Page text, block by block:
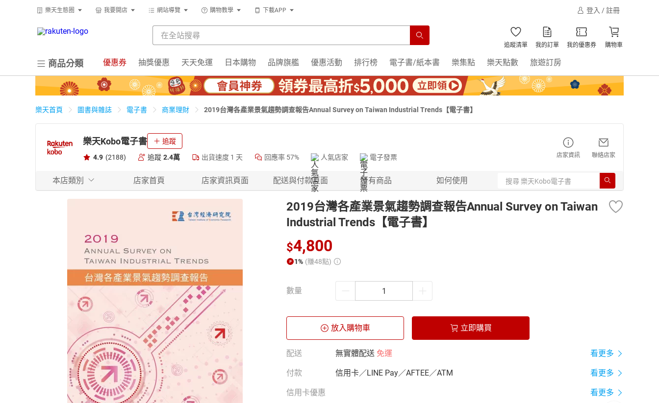
樂天生態圈 我要開店 網站導覽 購物教學 下載APP 登入 / 註冊
追蹤清單 我的訂單 我的優惠券 購物車
商品分類 優惠券 抽獎優惠 天天免運 日本購物 品牌旗艦 優惠活動 排行榜 電子書/紙本書 樂集點 樂天點數 旅遊訂房
樂天首頁 圖書與雜誌 電子書 商業理財 2019台灣各產業景氣趨勢調查報告Annual Survey on Taiwan Industrial Trends【電子書】
樂天Kobo電子書 追蹤
4.9 (2188) 追蹤 2.4萬 出貨速度 1 天 回應率 57% 人氣店家 電子發票 店家資訊 聯絡店家
本店類別 店家首頁 店家資訊頁面 配送與付款頁面 所有商品 如何使用
2019台灣各產業景氣趨勢調查報告Annual Survey on Taiwan
Industrial Trends【電子書】
$4,800
1% (賺48點)
數量
放入購物車 立即購買
配送 無實體配送 免運 看更多
付款 信用卡／LINE Pay／AFTEE／ATM 看更多
信用卡優惠 看更多